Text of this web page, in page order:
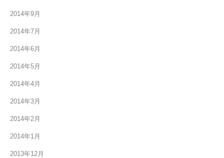
2014年9月
2014年7月
2014年6月
2014年5月
2014年4月
2014年3月
2014年2月
2014年1月
2013年12月